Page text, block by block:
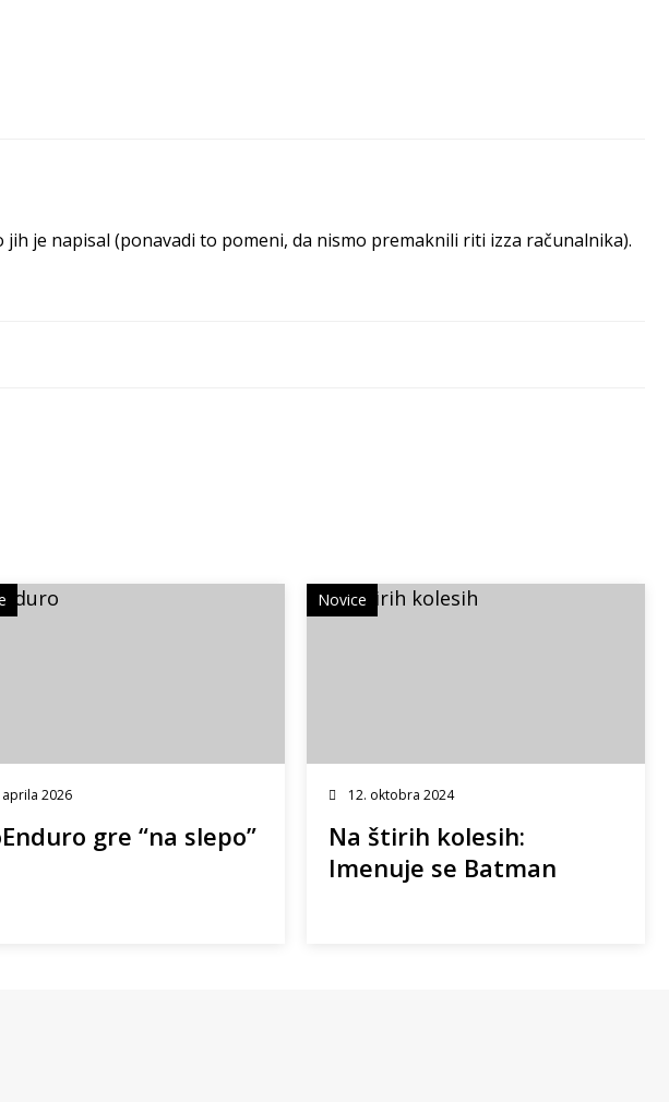
je napisal (ponavadi to pomeni, da nismo premaknili riti izza računalnika).
aprila 2026
gre “na slepo”
12. oktobra 2024
Na štirih kolesih:
Imenuje se Batman
Novice